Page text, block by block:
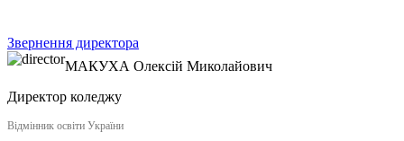
Звернення директора
МАКУХА Олексій Миколайович
Директор коледжу
Відмінник освіти України